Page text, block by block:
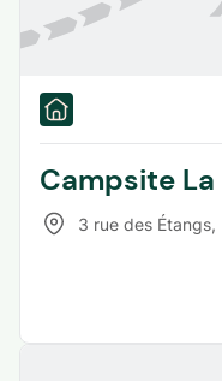
Campsite
3 rue des Étangs,